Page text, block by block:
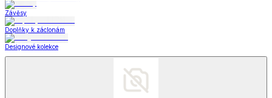
Závěsy
Doplňky k záclonám
Designové kolekce